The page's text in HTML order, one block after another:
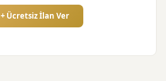
+ Ücretsiz İlan Ver